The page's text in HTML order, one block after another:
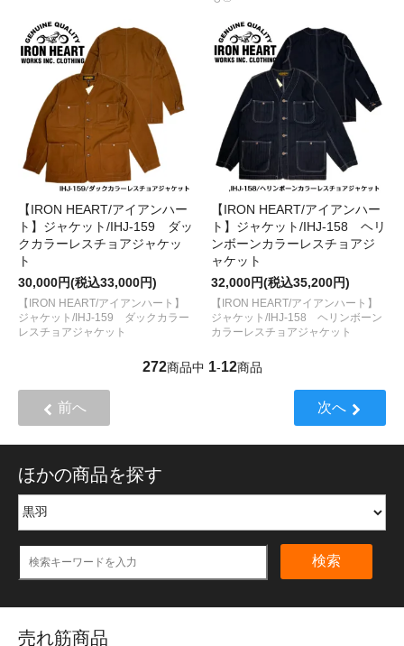
【IRON HEART/アイアンハー
ト】ジャケット/IHJ-159 ダッ
クカラーレスチョアジャケッ
ト
30,000円(税込33,000円)
【IRON HEART/アイアンハート】
ジャケット/IHJ-159 ダックカラー
レスチョアジャケット
【IRON HEART/アイアンハー
ト】ジャケット/IHJ-158 ヘリ
ンボーンカラーレスチョアジ
ャケット
32,000円(税込35,200円)
【IRON HEART/アイアンハート】
ジャケット/IHJ-158 ヘリンボーン
カラーレスチョアジャケット
272商品中 1-12商品
前へ 次へ
ほかの商品を探す
検索
売れ筋商品